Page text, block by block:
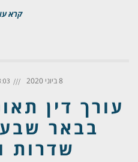
קרא
8 ביוני 2020
עורך דין
בבאר
שדרות